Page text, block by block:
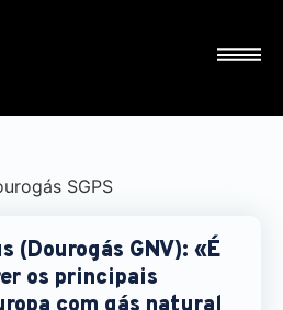
(Dourogás GNV): «É
os principais